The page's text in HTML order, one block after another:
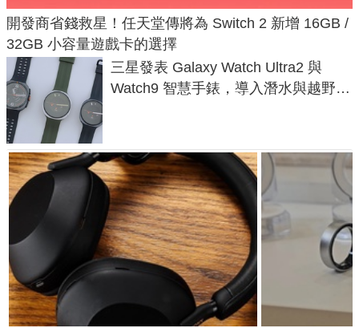
開發商省錢救星！任天堂傳將為 Switch 2 新增 16GB /
32GB 小容量遊戲卡的選擇
三星發表 Galaxy Watch Ultra2 與
Watch9 智慧手錶，導入潛水與越野跑